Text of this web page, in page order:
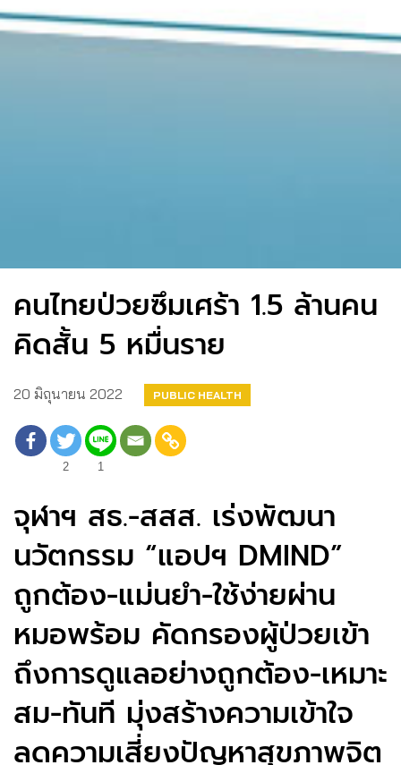
คนไทยป่วยซึมเศร้า 1.5 ล้านคน
คิดสั้น 5 หมื่นราย
20 มิถุนายน 2022 PUBLIC HEALTH
2 1
จุฬาฯ สธ.-สสส. เร่งพัฒนา
นวัตกรรม “แอปฯ DMIND”
ถูกต้อง-แม่นยำ-ใช้ง่ายผ่าน
หมอพร้อม คัดกรองผู้ป่วยเข้า
ถึงการดูแลอย่างถูกต้อง-เหมาะ
สม-ทันที มุ่งสร้างความเข้าใจ
ลดความเสี่ยงปัญหาสุขภาพจิต